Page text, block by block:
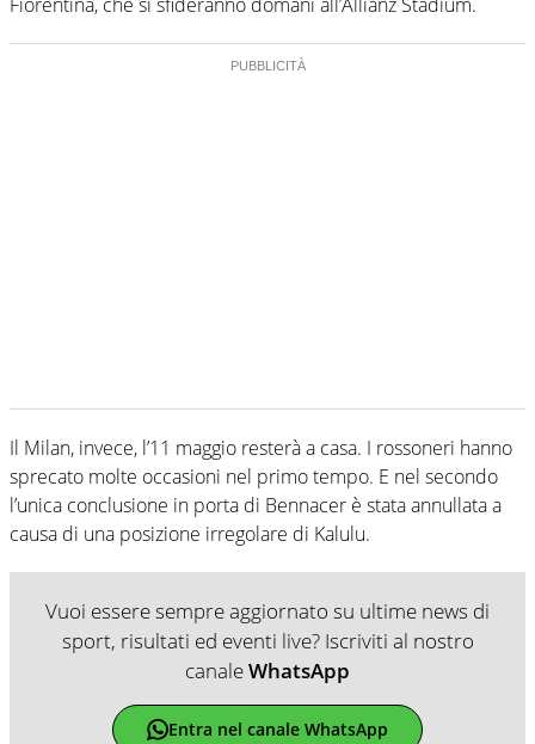
Il Milan, invece, l’11 maggio resterà a casa. I rossoneri hanno
sprecato molte occasioni nel primo tempo. E nel secondo
l’unica conclusione in porta di Bennacer è stata annullata a
causa di una posizione irregolare di Kalulu.
Vuoi essere sempre aggiornato su ultime news di
sport, risultati ed eventi live? Iscriviti al nostro
canaleWhatsApp
Entra nel canale WhatsApp